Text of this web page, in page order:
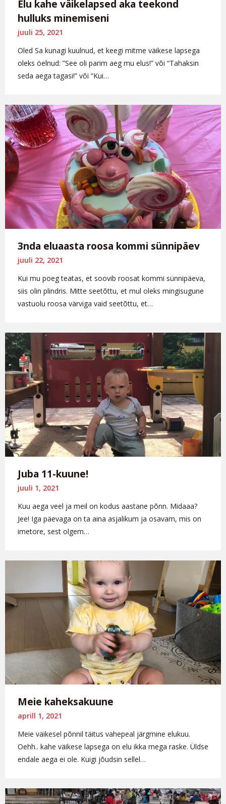
Elu kahe väikelapsed aka teekond
hulluks minemiseni
juuli 25, 2021
Oled Sa kunagi kuulnud, et keegi mitme väikese lapsega
oleks öelnud: ”See oli parim aeg mu elus!” või “Tahaksin
seda aega tagasi!” või “Kui…
3nda eluaasta roosa kommi sünnipäev
juuli 22, 2021
Kui mu poeg teatas, et soovib roosat kommi sünnipäeva,
siis olin plindris. Mitte seetõttu, et mul oleks mingisugune
vastuolu roosa värviga vaid seetõttu, et…
Juba 11-kuune!
juuli 1, 2021
Kuu aega veel ja meil on kodus aastane põnn. Midaaa?
Jee! Iga päevaga on ta aina asjalikum ja osavam, mis on
imetore, sest olgem…
Meie kaheksakuune
aprill 1, 2021
Meie väikesel põnnil täitus vahepeal järgmine elukuu.
Oehh.. kahe väikese lapsega on elu ikka mega raske. Üldse
endale aega ei ole. Kuigi jõudsin sellel…